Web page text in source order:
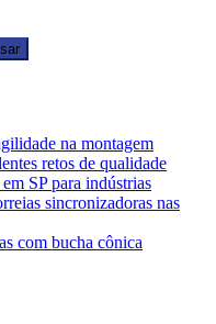
na montagem
retos de qualidade
SP para indústrias
sincronizadoras nas
com bucha cônica